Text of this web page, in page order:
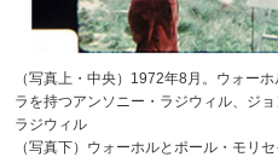
（写真上・中央）1972年8月。ウォー
ラを持つアンソニー・ラジウィル、ジ
ラジウィル
（写真下）ウォーホルとポール・モリ